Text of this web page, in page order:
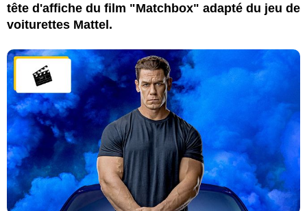
tête d'affiche du film "Matchbox" adapté du jeu de
voiturettes Mattel.